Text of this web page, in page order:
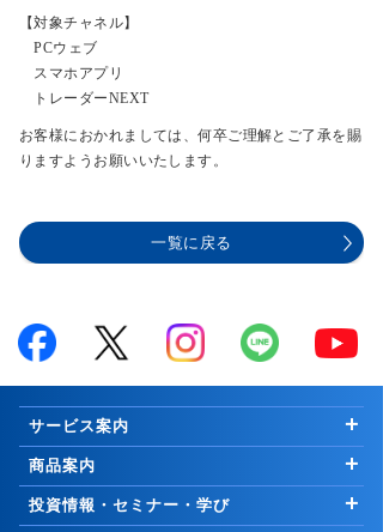
【対象チャネル】
PCウェブ
スマホアプリ
トレーダーNEXT
お客様におかれましては、何卒ご理解とご了承を賜
りますようお願いいたします。
一覧に戻る
サービス案内
はじめての方へ
キャンペーン
商品案内
商品一覧
投資情報・セミナー・学び